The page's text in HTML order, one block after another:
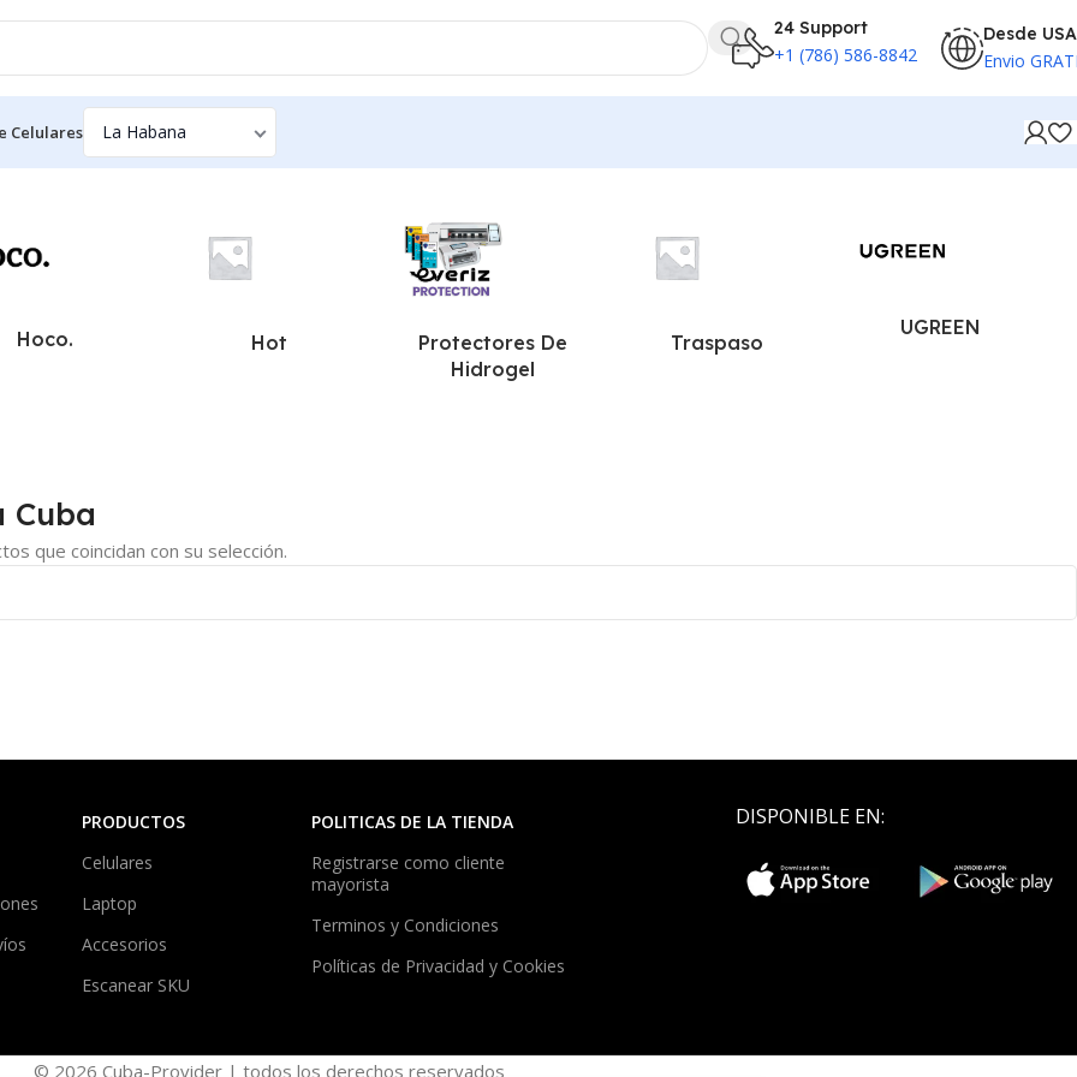
24 Support
+1 (786) 586-8842
Desde USA
Envio
Celulares
Hoco. Hot
Protectores De
Hidrogel
Traspaso
UGREEN
Cuba
que coincidan con su selección.
PRODUCTOS
Celulares
Laptop
Accesorios
Escanear SKU
POLITICAS DE LA TIENDA
Registrarse como cliente
mayorista
Terminos y Condiciones
Políticas de Privacidad y Cookies
DISPONIBLE EN:
© 2026 Cuba-Provider | todos los derechos reservados